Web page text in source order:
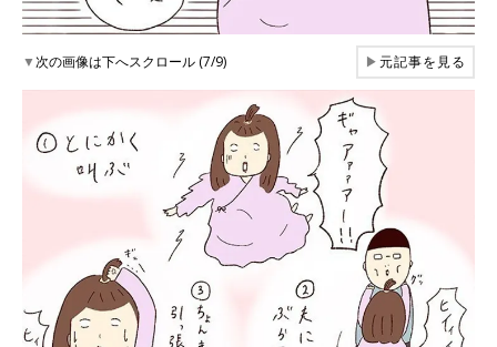
▼次の画像は下へスクロール (7/9) ▶元記事を見る